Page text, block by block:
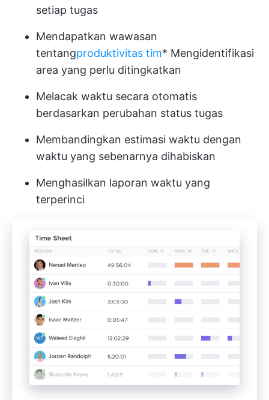
setiap tugas
Mendapatkan wawasan
tentangproduktivitas tim* Mengidentifikasi
area yang perlu ditingkatkan
Melacak waktu secara otomatis
berdasarkan perubahan status tugas
Membandingkan estimasi waktu dengan
waktu yang sebenarnya dihabiskan
Menghasilkan laporan waktu yang
terperinci